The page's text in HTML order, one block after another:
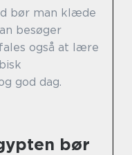
bør man klæde
besøger
også at lære
god dag.
bør